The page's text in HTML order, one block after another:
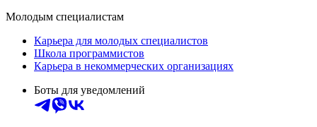
Молодым специалистам
Карьера для молодых специалистов
Школа программистов
Карьера в некоммерческих организациях
Боты для уведомлений